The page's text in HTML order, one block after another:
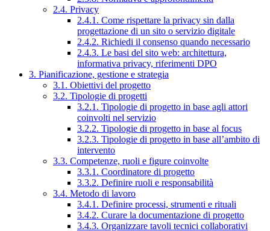
2.4. Privacy
2.4.1. Come rispettare la privacy sin dalla
progettazione di un sito o servizio digitale
2.4.2. Richiedi il consenso quando necessario
2.4.3. Le basi del sito web: architettura,
informativa privacy, riferimenti DPO
3. Pianificazione, gestione e strategia
3.1. Obiettivi del progetto
3.2. Tipologie di progetti
3.2.1. Tipologie di progetto in base agli attori
coinvolti nel servizio
3.2.2. Tipologie di progetto in base al focus
3.2.3. Tipologie di progetto in base all’ambito di
intervento
3.3. Competenze, ruoli e figure coinvolte
3.3.1. Coordinatore di progetto
3.3.2. Definire ruoli e responsabilità
3.4. Metodo di lavoro
3.4.1. Definire processi, strumenti e rituali
3.4.2. Curare la documentazione di progetto
3.4.3. Organizzare tavoli tecnici collaborativi